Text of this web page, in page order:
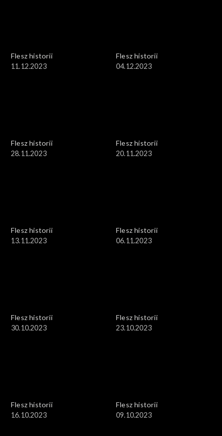
Flesz historii
11.12.2023
Flesz historii
04.12.2023
Flesz historii
28.11.2023
Flesz historii
20.11.2023
Flesz historii
13.11.2023
Flesz historii
06.11.2023
Flesz historii
30.10.2023
Flesz historii
23.10.2023
Flesz historii
16.10.2023
Flesz historii
09.10.2023